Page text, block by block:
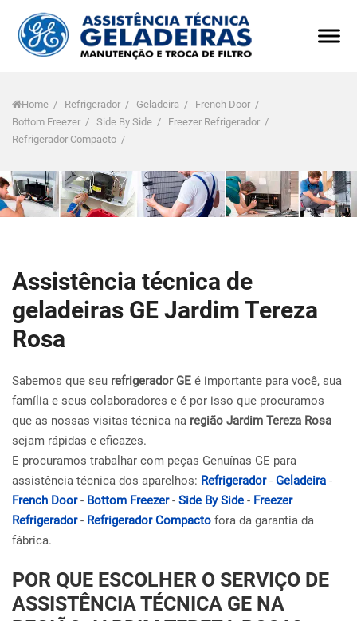
Home / Refrigerador / Geladeira / French Door /
Bottom Freezer / Side By Side / Freezer Refrigerador /
Refrigerador Compacto /
Assistência técnica de
geladeiras GE Jardim Tereza
Rosa
Sabemos que seu refrigerador GE é importante para você, sua
família e seus colaboradores e é por isso que procuramos
que as nossas visitas técnica na região Jardim Tereza Rosa
sejam rápidas e eficazes.
E procuramos trabalhar com peças Genuínas GE para
assistência técnica dos aparelhos: Refrigerador- Geladeira -
French Door- Bottom Freezer- Side By Side - Freezer
Refrigerador- Refrigerador Compacto fora da garantia da
fábrica.
POR QUE ESCOLHER O SERVIÇO DE
ASSISTÊNCIA TÉCNICA GE NA